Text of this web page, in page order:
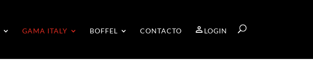
GAMA ITALY BOFFEL CONTACTO LOGIN